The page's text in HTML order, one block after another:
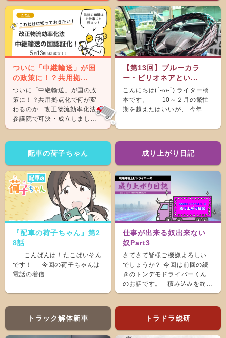
ついに「中継輸送」が国
の政策に！？共用拠...
ついに「中継輸送」が国の政
策に！？共用拠点化で何が変
わるのか 改正物流効率化法が
参議院で可決・成立しまし
た。 &nb...
【第13回】ブルーカラ
ー・ビリオネアとい...
こんにちは(´-ω-`) ライター橋
本です。 10～２月の繁忙
期を越えたはいいが、 今年...
配車の荷子ちゃん
『配車の荷子ちゃん』第2
8話
こんばんは！たこぱいそん
です！ 今回の荷子ちゃんは
電話の着信...
成り上がり日記
仕事が出来る奴出来ない
奴Part3
さてさて皆様ご機嫌よろしい
でしょうか？ 今回は前回の続
きのトンデモドライバーくん
のお話です。 積み込みを終
え、ホッと...
トラック解体新車 トラドラ総研